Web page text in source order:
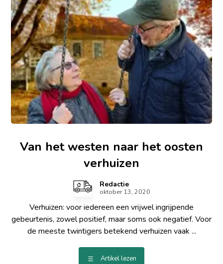
Van het westen naar het oosten
verhuizen
Redactie
oktober 13, 2020
Verhuizen: voor iedereen een vrijwel ingrijpende
gebeurtenis, zowel positief, maar soms ook negatief. Voor
de meeste twintigers betekend verhuizen vaak ...
Artikel lezen